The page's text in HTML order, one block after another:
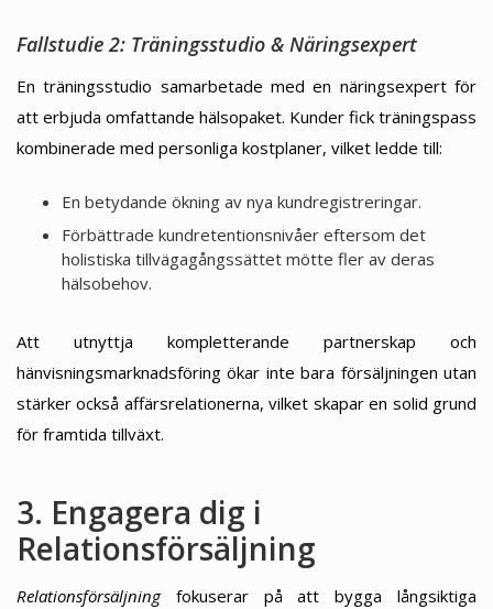
Fallstudie 2: Träningsstudio & Näringsexpert
En träningsstudio samarbetade med en näringsexpert för
att erbjuda omfattande hälsopaket. Kunder fick träningspass
kombinerade med personliga kostplaner, vilket ledde till:
En betydande ökning av nya kundregistreringar.
Förbättrade kundretentionsnivåer eftersom det
holistiska tillvägagångssättet mötte fler av deras
hälsobehov.
Att utnyttja kompletterande partnerskap och
hänvisningsmarknadsföring ökar inte bara försäljningen utan
stärker också affärsrelationerna, vilket skapar en solid grund
för framtida tillväxt.
3. Engagera dig i
Relationsförsäljning
Relationsförsäljningfokuserar på att bygga långsiktiga